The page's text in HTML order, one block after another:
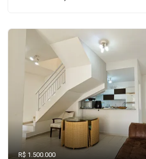
R$ 1.500.000